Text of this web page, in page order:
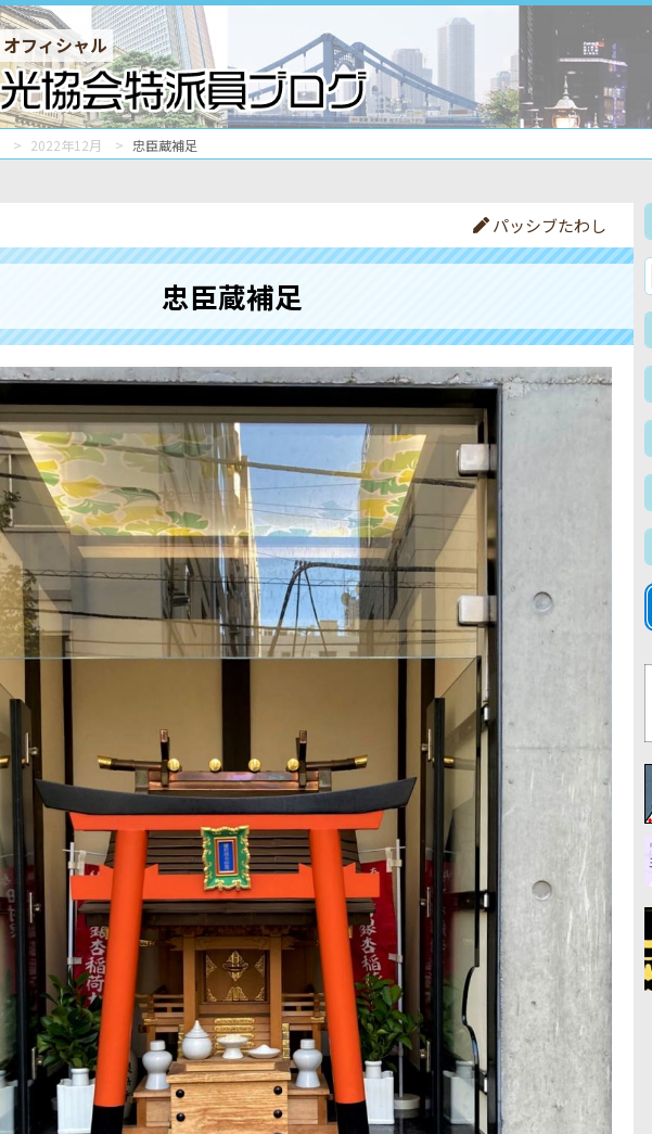
オフィシャル
2022年12月 忠臣蔵補足
パッシブたわし
忠臣蔵補足